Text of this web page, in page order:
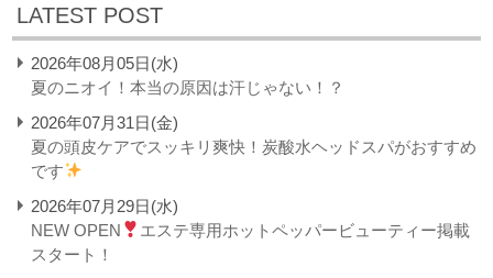
LATEST POST
2026年08月05日(水)
夏のニオイ！本当の原因は汗じゃない！？
2026年07月31日(金)
夏の頭皮ケアでスッキリ爽快！炭酸水ヘッドスパがおすすめ
です
2026年07月29日(水)
NEW OPEN
エステ専用ホットペッパービューティー掲載
スタート！